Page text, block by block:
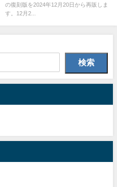
の復刻版を2024年12月20日から再販しま
す。12月2...
検索